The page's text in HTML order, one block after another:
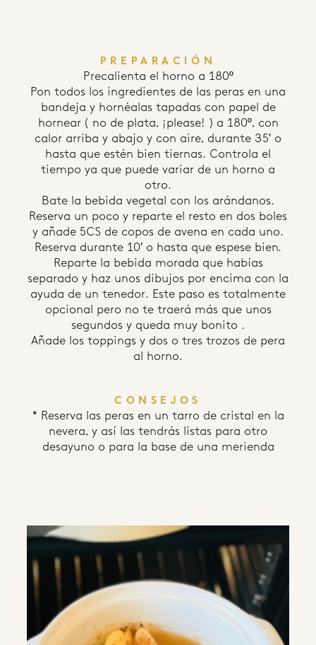
PREPARACIÓN
Precalienta el horno a 180º
Pon todos los ingredientes de las peras en una
bandeja y hornéalas tapadas con papel de
hornear ( no de plata, ¡please! ) a 180º, con
calor arriba y abajo y con aire, durante 35′ o
hasta que estén bien tiernas. Controla el
tiempo ya que puede variar de un horno a
otro.
Bate la bebida vegetal con los arándanos.
Reserva un poco y reparte el resto en dos boles
y añade 5CS de copos de avena en cada uno.
Reserva durante 10′ o hasta que espese bien.
Reparte la bebida morada que habías
separado y haz unos dibujos por encima con la
ayuda de un tenedor. Este paso es totalmente
opcional pero no te traerá más que unos
segundos y queda muy bonito .
Añade los toppings y dos o tres trozos de pera
al horno.
CONSEJOS
* Reserva las peras en un tarro de cristal en la
nevera, y así las tendrás listas para otro
desayuno o para la base de una merienda